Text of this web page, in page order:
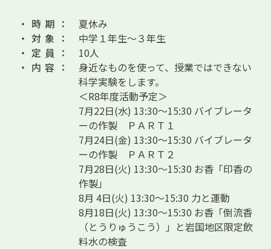
・時期：
夏休み
・対象：
中学１年生～３年生
・定員：
10人
・内容：
身近なものを使って、授業ではできない
科学実験をします。
＜R8年度活動予定＞
7月22日(水) 13:30～15:30 バイブレータ
ーの作製 ＰＡＲＴ１
7月24日(金) 13:30～15:30 バイブレータ
ーの作製 ＰＡＲＴ２
7月28日(火) 13:30～15:30 お香「印香の
作製」
8月 4日(火) 13:30～15:30 力と運動
8月18日(火) 13:30～15:30 お香「倒流香
（とうりゅうこう）」と岩国地区限定飲
料水の検査